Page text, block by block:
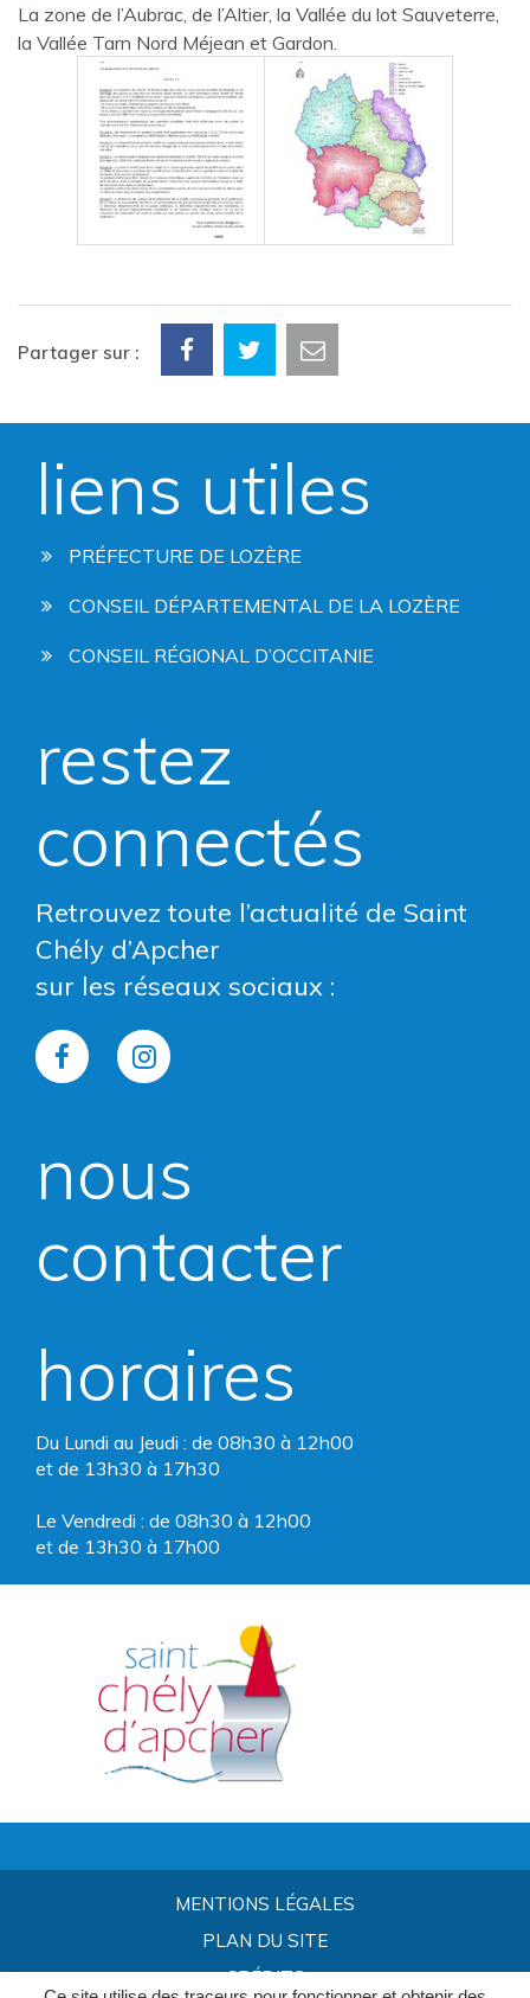
La zone de l’Aubrac, de l’Altier, la Vallée du lot Sauveterre,
la Vallée Tarn Nord Méjean et Gardon.
Partager sur :
liens utiles
PRÉFECTURE DE LOZÈRE
CONSEIL DÉPARTEMENTAL DE LA LOZÈRE
CONSEIL RÉGIONAL D’OCCITANIE
restez
connectés
Retrouvez toute l’actualité de Saint
Chély d’Apcher
sur les réseaux sociaux :
Lien
le
Facebook
Lien
le
Instagram
nous
contacter
horaires
Du Lundi au Jeudi : de 08h30 à 12h00
et de 13h30 à 17h30
Le Vendredi : de 08h30 à 12h00
et de 13h30 à 17h00
MENTIONS LÉGALES
PLAN DU SITE
CRÉDITS